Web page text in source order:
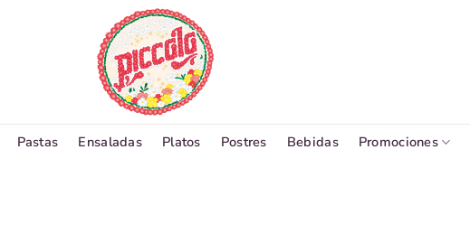
Pastas Ensaladas Platos Postres Bebidas Promociones